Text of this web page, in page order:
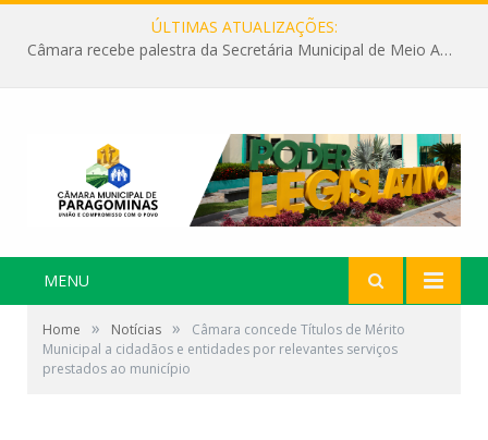
ÚLTIMAS ATUALIZAÇÕES:
Câmara recebe palestra da Secretária Municipal de Meio Ambiente sobre as ações da “SEMANA DO MEIO AMBIENTE”
MENU
Home » Notícias »
Câmara concede Títulos de Mérito
Municipal a cidadãos e entidades por relevantes serviços
prestados ao município